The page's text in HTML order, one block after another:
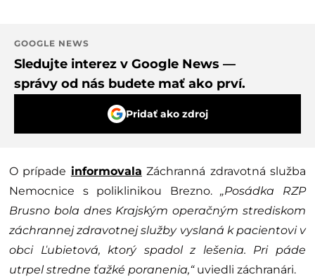
GOOGLE NEWS
Sledujte interez v Google News —
správy od nás budete mať ako prví.
Pridať ako zdroj
O prípade informovala Záchranná zdravotná služba
Nemocnice s poliklinikou Brezno.„Posádka RZP
Brusno bola dnes Krajským operačným strediskom
záchrannej zdravotnej služby vyslaná k pacientovi v
obci Ľubietová, ktorý spadol z lešenia. Pri páde
utrpel stredne ťažké poranenia,“uviedli záchranári.